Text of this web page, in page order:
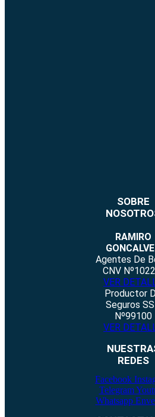
SOBRE
RAMIRO
Agentes De
CNV
VER
Productor
Seguros
Nº99100
VER
REDES
Facebook
Telegram
Whatsapp